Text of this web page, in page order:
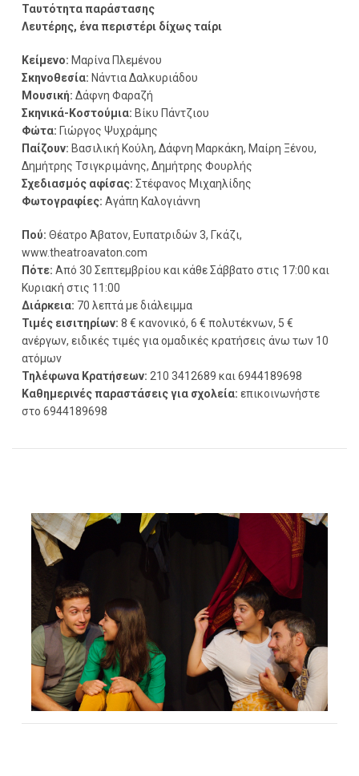
Ταυτότητα παράστασης
Λευτέρης, ένα περιστέρι δίχως ταίρι
Κείμενο: Μαρίνα Πλεμένου
Σκηνοθεσία: Νάντια Δαλκυριάδου
Μουσική: Δάφνη Φαραζή
Σκηνικά-Κοστούμια: Βίκυ Πάντζιου
Φώτα: Γιώργος Ψυχράμης
Παίζουν: Βασιλική Κούλη, Δάφνη Μαρκάκη, Μαίρη Ξένου,
Δημήτρης Τσιγκριμάνης, Δημήτρης Φουρλής
Σχεδιασμός αφίσας: Στέφανος Μιχαηλίδης
Φωτογραφίες: Αγάπη Καλογιάννη
Πού: Θέατρο Άβατον, Ευπατριδών 3, Γκάζι,
www.theatroavaton.com
Πότε: Από 30 Σεπτεμβρίου και κάθε Σάββατο στις 17:00 και
Κυριακή στις 11:00
Διάρκεια: 70 λεπτά με διάλειμμα
Τιμές εισιτηρίων: 8 € κανονικό, 6 € πολυτέκνων, 5 €
ανέργων, ειδικές τιμές για ομαδικές κρατήσεις άνω των 10
ατόμων
Τηλέφωνα Κρατήσεων: 210 3412689 και 6944189698
Καθημερινές παραστάσεις για σχολεία: επικοινωνήστε
στο 6944189698